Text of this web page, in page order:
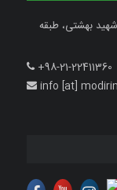
بهشتی، طبقه
+98-21-22411360
info [at]